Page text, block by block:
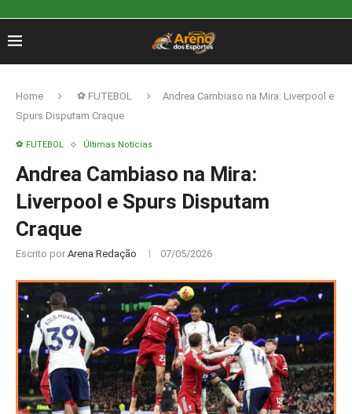
Home ⚽ FUTEBOL
Andrea Cambiaso na Mira: Liverpool e
Spurs Disputam Craque
⚽ FUTEBOL Últimas Notícias
Andrea Cambiaso na Mira:
Liverpool e Spurs Disputam
Craque
Escrito por Arena Redação 07/05/2026